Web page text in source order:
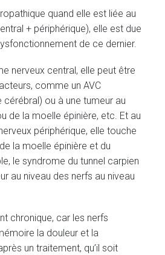
quand elle est liée au
+ périphérique), elle est due
de ce dernier.
nerveux central, elle peut être
comme un AVC
ou à une tumeur au
de la moelle épinière, etc. Et au
périphérique, elle touche
la moelle épinière et du
le syndrome du tunnel carpien
au niveau des nerfs au niveau
chronique, car les nerfs
la douleur et la
un traitement, qu’il soit